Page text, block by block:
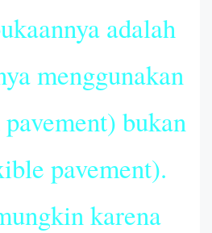
adalah
menggunakan
bukan
pavement).
karena